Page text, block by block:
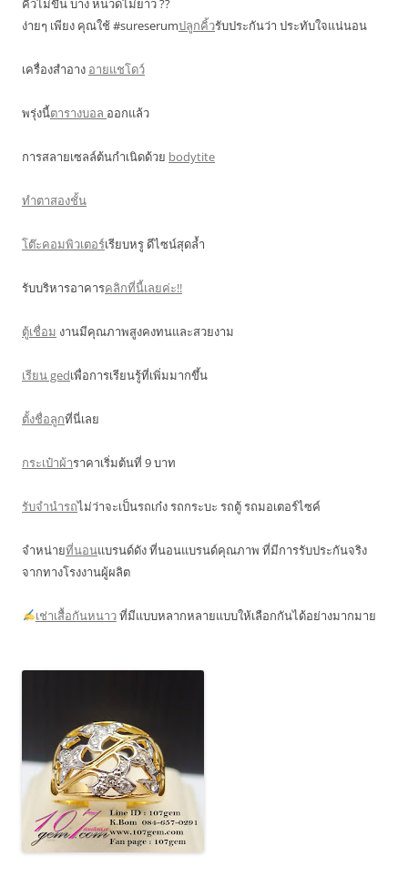
คิ้วไม่ขึ้น บาง หนวดไม่ยาว ??
ง่ายๆ เพียง คุณใช้ #sureserumปลูกคิ้วรับประกันว่า ประทับใจแน่นอน
เครื่องสำอาง อายแชโดว์
พรุ่งนี้ตารางบอล ออกแล้ว
การสลายเซลล์ต้นกำเนิดด้วย bodytite
ทำตาสองชั้น
โต๊ะคอมพิวเตอร์เรียบหรู ดีไซน์สุดล้ำ
รับบริหารอาคารคลิกที่นี้เลยค่ะ!!
ตู้เชื่อม งานมีคุณภาพสูงคงทนและสวยงาม
เรียน gedเพื่อการเรียนรู้ที่เพิ่มมากขึ้น
ตั้งชื่อลูกที่นี่เลย
กระเป๋าผ้าราคาเริ่มต้นที่ 9 บาท
รับจำนำรถไม่ว่าจะเป็นรถเก๋ง รถกระบะ รถตู้ รถมอเตอร์ไซค์
จำหน่ายที่นอนแบรนด์ดัง ที่นอนแบรนด์คุณภาพ ที่มีการรับประกันจริง
จากทางโรงงานผู้ผลิต
เช่าเสื้อกันหนาวที่มีแบบหลากหลายแบบให้เลือกกันได้อย่างมากมาย